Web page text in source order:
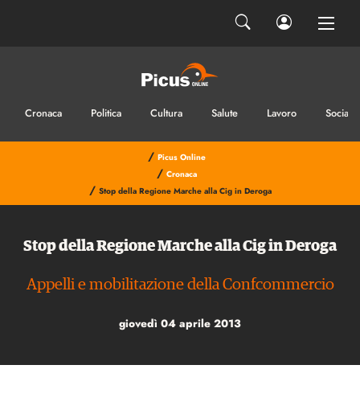
Cronaca Politica Cultura Salute Lavoro Sociale
/ Picus Online
/ Cronaca
/ Stop della Regione Marche alla Cig in Deroga
Stop della Regione Marche alla Cig in Deroga
Appelli e mobilitazione della Confcommercio
giovedì 04 aprile 2013